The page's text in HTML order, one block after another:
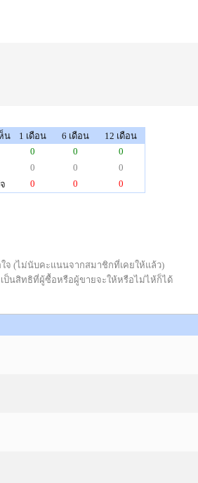
น 1 เดือน 6 เดือน
12 เดือน
0 0
0
0 0
0
0 0 0
ใจ (ไม่นับคะแนนจากสมาชิกที่เคยให้แล้ว)
เป็นสิทธิที่ผู้ซื้อหรือผู้ขายจะให้หรือไม่ไห้ก็ได้